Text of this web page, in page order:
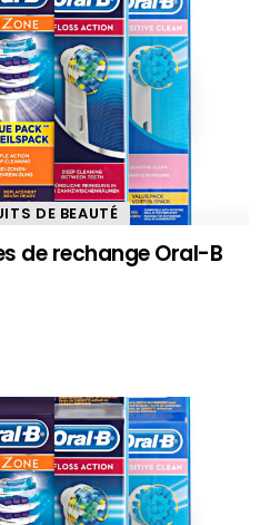
DE BEAUTÉ
de rechange Oral-B